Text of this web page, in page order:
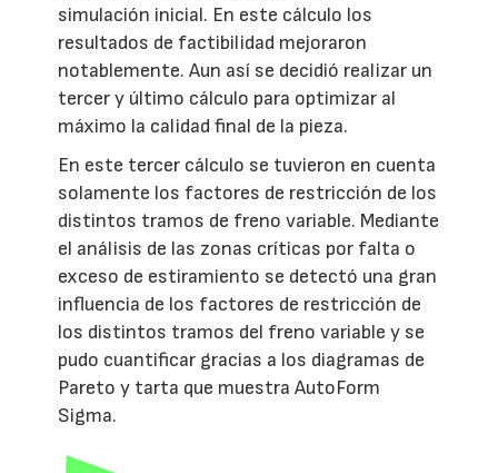
simulación inicial. En este cálculo los
resultados de factibilidad mejoraron
notablemente. Aun así se decidió realizar un
tercer y último cálculo para optimizar al
máximo la calidad final de la pieza.
En este tercer cálculo se tuvieron en cuenta
solamente los factores de restricción de los
distintos tramos de freno variable. Mediante
el análisis de las zonas críticas por falta o
exceso de estiramiento se detectó una gran
influencia de los factores de restricción de
los distintos tramos del freno variable y se
pudo cuantificar gracias a los diagramas de
Pareto y tarta que muestra AutoForm
Sigma.